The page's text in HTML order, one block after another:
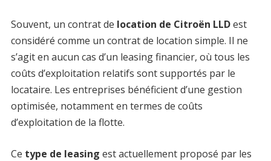
Souvent, un contrat de location de Citroën LLDest
considéré comme un contrat de location simple. Il ne
s’agit en aucun cas d’un leasing financier, où tous les
coûts d’exploitation relatifs sont supportés par le
locataire. Les entreprises bénéficient d’une gestion
optimisée, notamment en termes de coûts
d’exploitation de la flotte.
Ce type de leasing est actuellement proposé par les